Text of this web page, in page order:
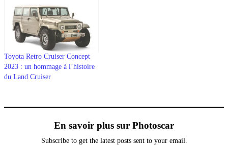
Toyota Retro Cruiser Concept
2023 : un hommage à l’histoire
du Land Cruiser
En savoir plus sur Photoscar
Subscribe to get the latest posts sent to your email.